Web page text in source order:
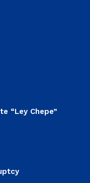
“Ley Chepe”